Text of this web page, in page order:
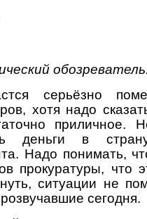
серьёзно
хотя надо
приличное.
деньги в
Надо понимать,
прокуратуры, что
ситуации не
сегодня.